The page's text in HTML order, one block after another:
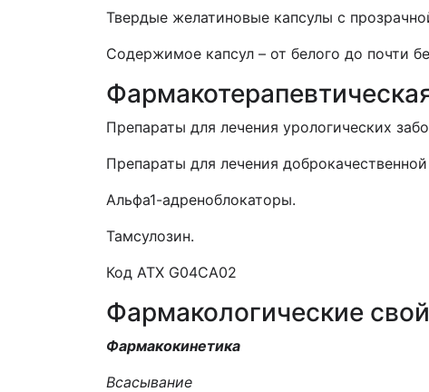
Твердые желатиновые капсулы с
Содержимое капсул – от белого до почти
Препараты для лечения урологических
Препараты для лечения
Альфа1-адреноблокаторы.
Тамсулозин.
Код АТХ G04CA02
Фармакологические
Фармакокинетика
Всасывание